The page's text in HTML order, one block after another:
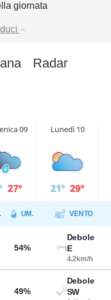
giornata
Radar
09
27°
Lunedì 10
21° 29°
UM. VENTO
54%
Debole
E
4.2km/h
49%
Debole
SW